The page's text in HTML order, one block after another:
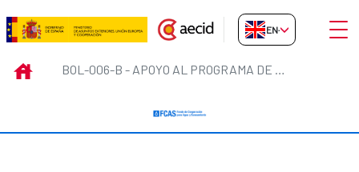
Skip to Main Content
BOL-006-B - Apoyo al
EN-GB
INICIO BOL-006-B - APOYO AL PROGRAMA DE AGUA Y ALCANTARILLADO URBANO PERIURBANO